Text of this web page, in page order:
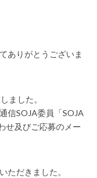
ありがとうございま
ました。
信SOJA委員「SOJA
せ及びご応募のメー
ただきました。